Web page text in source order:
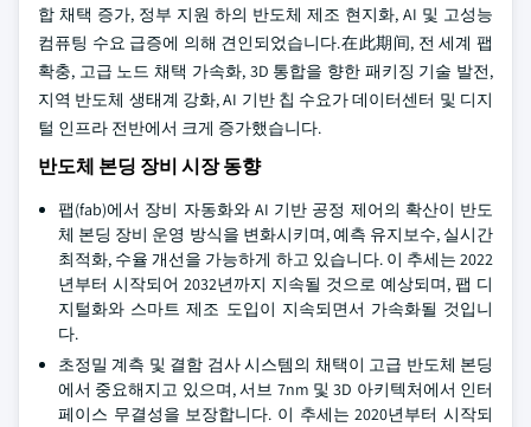
합 채택 증가, 정부 지원 하의 반도체 제조 현지화, AI 및 고성능
컴퓨팅 수요 급증에 의해 견인되었습니다.在此期间, 전 세계 팹
확충, 고급 노드 채택 가속화, 3D 통합을 향한 패키징 기술 발전,
지역 반도체 생태계 강화, AI 기반 칩 수요가 데이터센터 및 디지
털 인프라 전반에서 크게 증가했습니다.
반도체 본딩 장비 시장 동향
팹(fab)에서 장비 자동화와 AI 기반 공정 제어의 확산이 반도
체 본딩 장비 운영 방식을 변화시키며, 예측 유지보수, 실시간
최적화, 수율 개선을 가능하게 하고 있습니다. 이 추세는 2022
년부터 시작되어 2032년까지 지속될 것으로 예상되며, 팹 디
지털화와 스마트 제조 도입이 지속되면서 가속화될 것입니
다.
초정밀 계측 및 결함 검사 시스템의 채택이 고급 반도체 본딩
에서 중요해지고 있으며, 서브 7nm 및 3D 아키텍처에서 인터
페이스 무결성을 보장합니다. 이 추세는 2020년부터 시작되